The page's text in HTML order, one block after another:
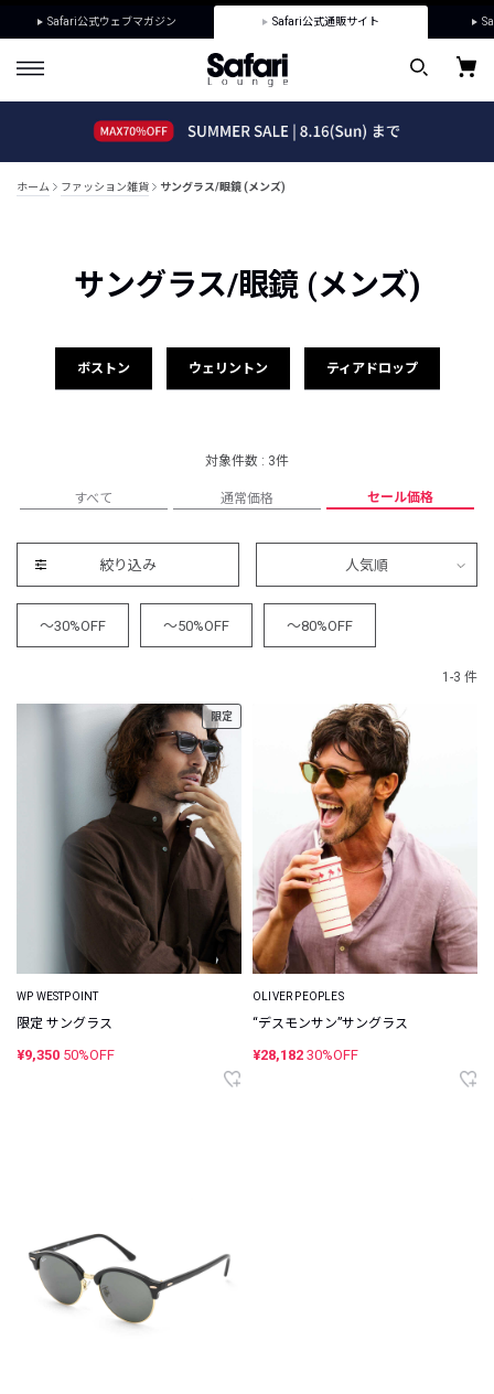
Safari公式ウェブマガジン Safari公式通販サイト
ホーム ファッション雑貨 サングラス/眼鏡 (メンズ)
サングラス/眼鏡 (メンズ)
ボストン ウェリントン ティアドロップ
対象件数 : 3件
すべて 通常価格 セール価格
絞り込み 人気順
～30%OFF ～50%OFF ～80%OFF
1-3 件
限定
WP WESTPOINT
限定 サングラス
¥9,350 50%OFF
OLIVER PEOPLES
“デスモンサン”サングラス
¥28,182 30%OFF